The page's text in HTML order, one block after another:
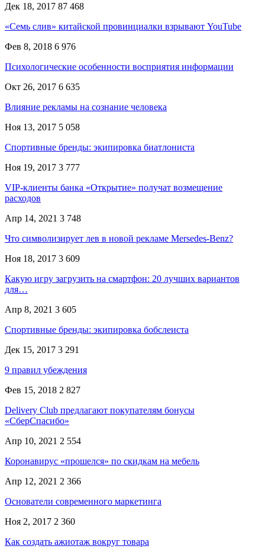
Дек 18, 2017 87 468
«Семь слив» китайской провинциалки взрывают YouTube
Фев 8, 2018 6 976
Психологические особенности восприятия информации
Окт 26, 2017 6 635
Влияние рекламы на сознание человека
Ноя 13, 2017 5 058
Спортивные бренды: экипировка биатлониста
Ноя 19, 2017 3 777
VIP-клиенты банка «Открытие» получат возмещение
расходов
Апр 14, 2021 3 748
Что символизирует лев в новой рекламе Mersedes-Benz?
Ноя 18, 2017 3 609
Какую игру загрузить на смартфон: 20 лучших вариантов
для…
Апр 8, 2021 3 605
Спортивные бренды: экипировка бобслеиста
Дек 15, 2017 3 291
9 правил убеждения
Фев 15, 2018 2 827
Delivery Club предлагают покупателям бонусы
«СберСпасибо»
Апр 10, 2021 2 554
Коронавирус «прошелся» по скидкам на мебель
Апр 12, 2021 2 366
Основатели современного маркетинга
Ноя 2, 2017 2 360
Как создать ажиотаж вокруг товара